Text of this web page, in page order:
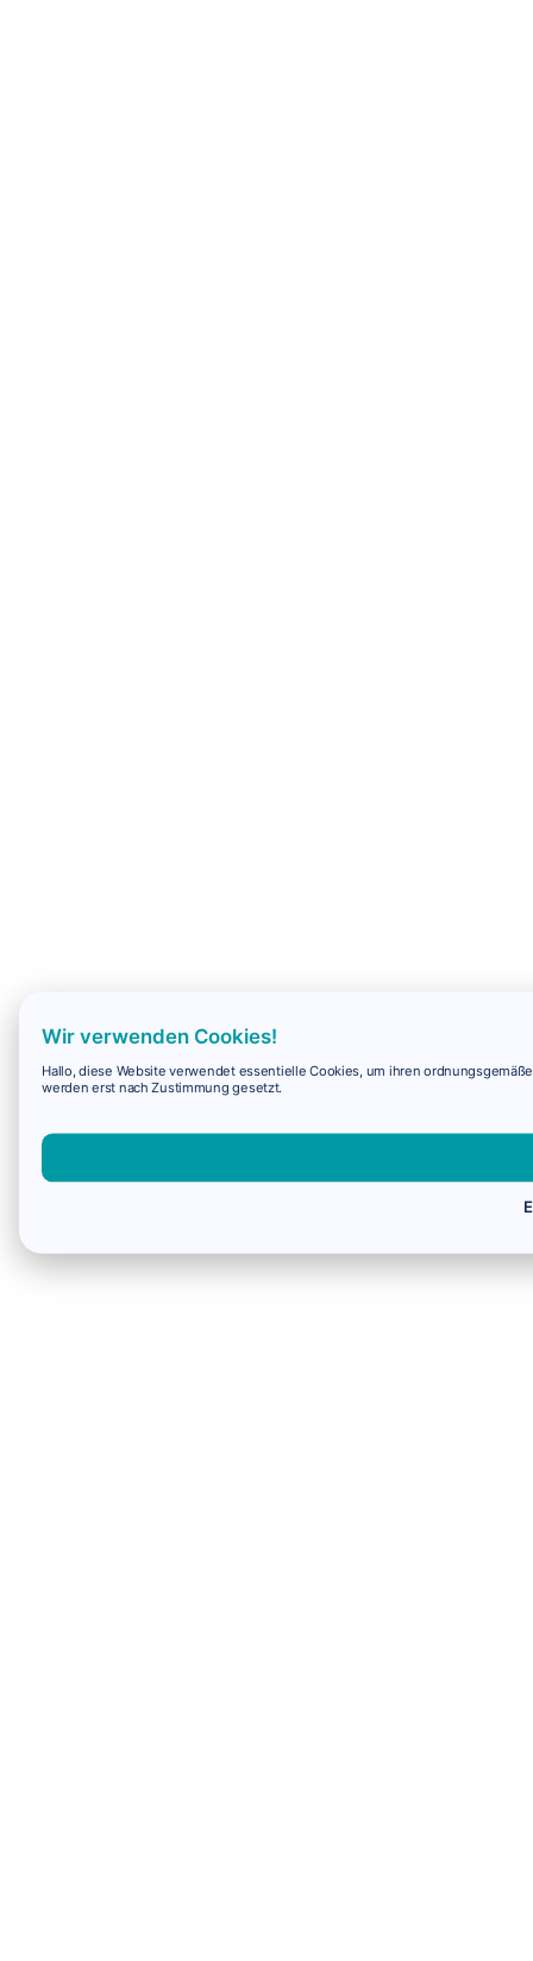
Wir verwenden Cookies!
Hallo, diese Website verwendet essentielle Cookies, um ihren
werden erst nach Zustimmung gesetzt.